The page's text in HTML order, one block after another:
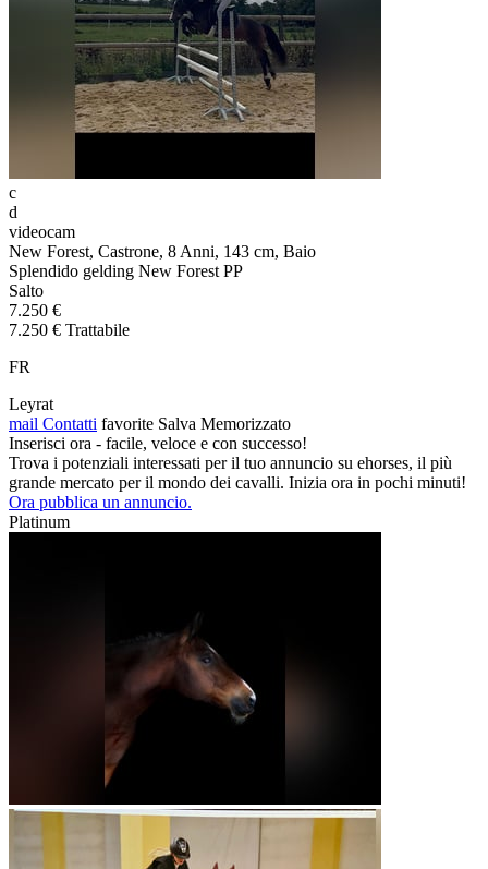
c
d
videocam
New Forest, Castrone, 8 Anni, 143 cm, Baio
Splendido gelding New Forest PP
Salto
7.250 €
7.250 € Trattabile
FR
Leyrat
mail Contatti favorite Salva Memorizzato
Inserisci ora - facile, veloce e con successo!
Trova i potenziali interessati per il tuo annuncio su ehorses, il più
grande mercato per il mondo dei cavalli. Inizia ora in pochi minuti!
Ora pubblica un annuncio.
Platinum